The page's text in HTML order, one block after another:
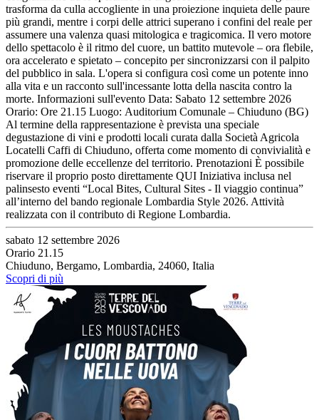
trasforma da culla accogliente in una proiezione inquieta delle paure
più grandi, mentre i corpi delle attrici superano i confini del reale per
assumere una valenza quasi mitologica e tragicomica. Il vero motore
dello spettacolo è il ritmo del cuore, un battito mutevole – ora flebile,
ora accelerato e spietato – concepito per sincronizzarsi con il palpito
del pubblico in sala. L'opera si configura così come un potente inno
alla vita e un racconto sull'incessante lotta della nascita contro la
morte. Informazioni sull'evento Data: Sabato 12 settembre 2026
Orario: Ore 21.15 Luogo: Auditorium Comunale – Chiuduno (BG)
Al termine della rappresentazione è prevista una speciale
degustazione di vini e prodotti locali curata dalla Società Agricola
Locatelli Caffi di Chiuduno, offerta come momento di convivialità e
promozione delle eccellenze del territorio. Prenotazioni È possibile
riservare il proprio posto direttamente QUI Iniziativa inclusa nel
palinsesto eventi “Local Bites, Cultural Sites - Il viaggio continua”
all’interno del bando regionale Lombardia Style 2026. Attività
realizzata con il contributo di Regione Lombardia.
sabato 12 settembre 2026
Orario 21.15
Chiuduno, Bergamo, Lombardia, 24060, Italia
Scopri di più